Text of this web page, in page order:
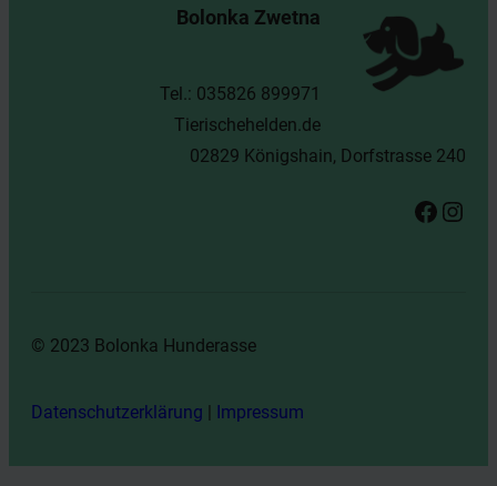
Bolonka Zwetna
Tel.: 035826 899971
Tierischehelden.de
02829 Königshain, Dorfstrasse 240
Facebook Instagram
© 2023 Bolonka Hunderasse
Datenschutzerklärung | Impressum